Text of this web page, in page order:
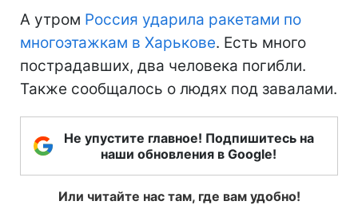
А утром Россия ударила ракетами по
многоэтажкам в Харькове. Есть много
пострадавших, два человека погибли.
Также сообщалось о людях под завалами.
Не упустите главное! Подпишитесь на
наши обновления в Google!
Или читайте нас там, где вам удобно!